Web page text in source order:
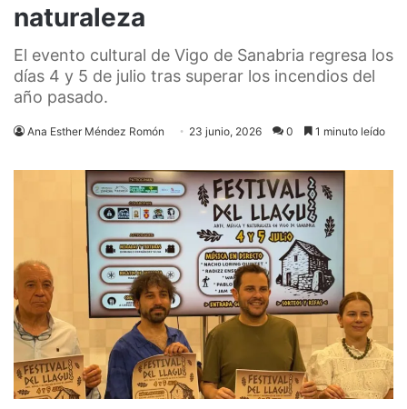
naturaleza
El evento cultural de Vigo de Sanabria regresa los
días 4 y 5 de julio tras superar los incendios del
año pasado.
Ana Esther Méndez Romón 23 junio, 2026 0 1 minuto leído